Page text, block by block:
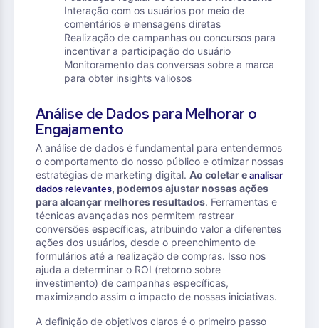
Interação com os usuários por meio de
comentários e mensagens diretas
Realização de campanhas ou concursos para
incentivar a participação do usuário
Monitoramento das conversas sobre a marca
para obter insights valiosos
Análise de Dados para Melhorar o
Engajamento
A análise de dados é fundamental para entendermos
o comportamento do nosso público e otimizar nossas
estratégias de marketing digital. Ao coletar eanalisar
dados relevantes, podemos ajustar nossas ações
para alcançar melhores resultados. Ferramentas e
técnicas avançadas nos permitem rastrear
conversões específicas, atribuindo valor a diferentes
ações dos usuários, desde o preenchimento de
formulários até a realização de compras. Isso nos
ajuda a determinar o ROI (retorno sobre
investimento) de campanhas específicas,
maximizando assim o impacto de nossas iniciativas.
A definição de objetivos claros é o primeiro passo